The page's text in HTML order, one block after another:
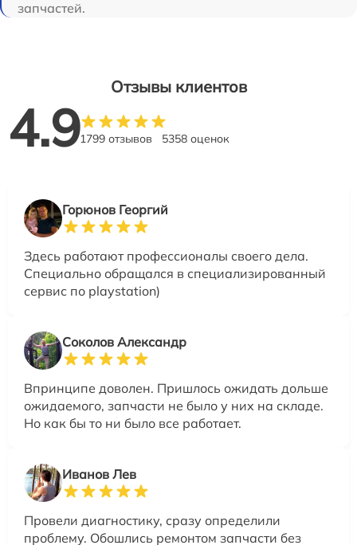
запчастей.
Отзывы клиентов
4.91799 отзывов 5358 оценок
Горюнов Георгий
Здесь работают профессионалы своего дела.
Специально обращался в специализированный
сервис по playstation)
Соколов Александр
Впринципе доволен. Пришлось ожидать дольше
ожидаемого, запчасти не было у них на складе.
Но как бы то ни было все работает.
Иванов Лев
Провели диагностику, сразу определили
проблему. Обошлись ремонтом запчасти без